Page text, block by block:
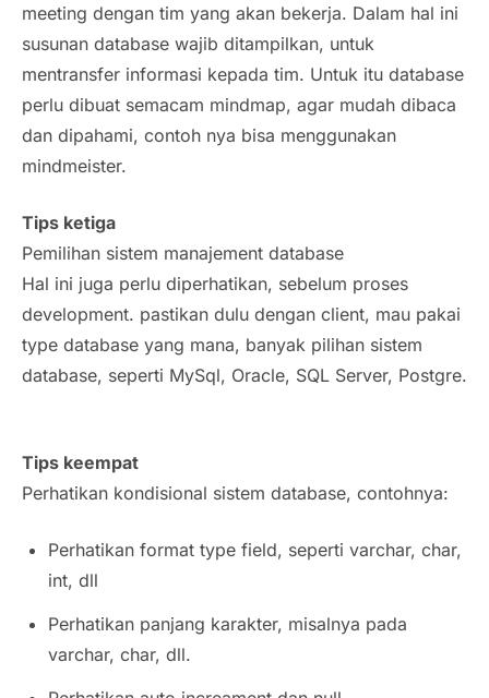
meeting dengan tim yang akan bekerja. Dalam hal ini
susunan database wajib ditampilkan, untuk
mentransfer informasi kepada tim. Untuk itu database
perlu dibuat semacam mindmap, agar mudah dibaca
dan dipahami, contoh nya bisa menggunakan
mindmeister.
Tips ketiga
Pemilihan sistem manajement database
Hal ini juga perlu diperhatikan, sebelum proses
development. pastikan dulu dengan client, mau pakai
type database yang mana, banyak pilihan sistem
database, seperti MySql, Oracle, SQL Server, Postgre.
Tips keempat
Perhatikan kondisional sistem database, contohnya:
Perhatikan format type field, seperti varchar, char,
int, dll
Perhatikan panjang karakter, misalnya pada
varchar, char, dll.